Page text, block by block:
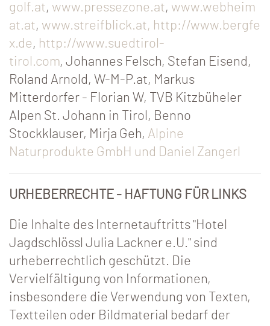
golf.at, www.pressezone.at, www.webheim
at.at, www.streifblick.at, http://www.bergfe
x.de, http://www.suedtirol-
tirol.com, Johannes Felsch, Stefan Eisend,
Roland Arnold, W-M-P.at, Markus
Mitterdorfer - Florian W, TVB Kitzbüheler
Alpen St. Johann in Tirol, Benno
Stockklauser, Mirja Geh, Alpine
Naturprodukte GmbH und Daniel Zangerl
URHEBERRECHTE - HAFTUNG FÜR LINKS
Die Inhalte des Internetauftritts "Hotel
Jagdschlössl Julia Lackner e.U." sind
urheberrechtlich geschützt. Die
Vervielfältigung von Informationen,
insbesondere die Verwendung von Texten,
Textteilen oder Bildmaterial bedarf der